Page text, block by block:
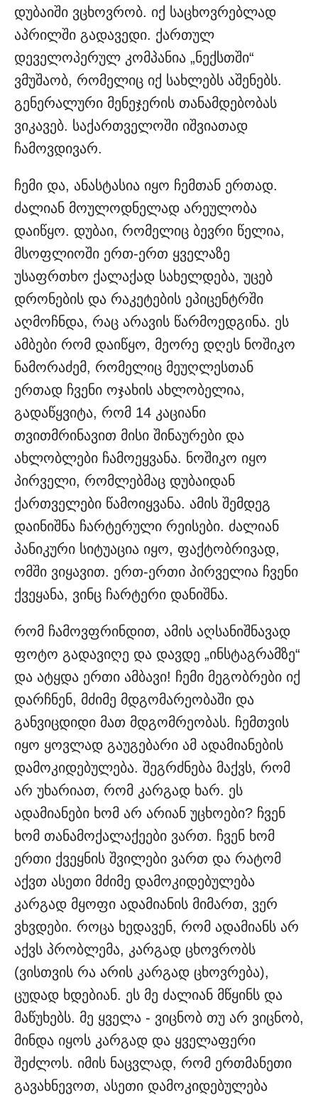
დუბაიში ვცხოვრობ. იქ საცხოვრებლად
აპრილში გადავედი. ქართულ
დეველოპერულ კომპანია „ნექსთში“
ვმუშაობ, რომელიც იქ სახლებს აშენებს.
გენერალური მენეჯერის თანამდებობას
ვიკავებ. საქართველოში იშვიათად
ჩამოვდივარ.
ჩემი და, ანასტასია იყო ჩემთან ერთად.
ძალიან მოულოდნელად არეულობა
დაიწყო. დუბაი, რომელიც ბევრი წელია,
მსოფლიოში ერთ-ერთ ყველაზე
უსაფრთხო ქალაქად სახელდება, უცებ
დრონების და რაკეტების ეპიცენტრში
აღმოჩნდა, რაც არავის წარმოედგინა. ეს
ამბები რომ დაიწყო, მეორე დღეს ნოშიკო
ნამორაძემ, რომელიც მეუღლესთან
ერთად ჩვენი ოჯახის ახლობელია,
გადაწყვიტა, რომ 14 კაციანი
თვითმრინავით მისი შინაურები და
ახლობლები ჩამოეყვანა. ნოშიკო იყო
პირველი, რომლებმაც დუბაიდან
ქართველები წამოიყვანა. ამის შემდეგ
დაინიშნა ჩარტერული რეისები. ძალიან
პანიკური სიტუაცია იყო, ფაქტობრივად,
ომში ვიყავით. ერთ-ერთი პირველია ჩვენი
ქვეყანა, ვინც ჩარტერი დანიშნა.
რომ ჩამოვფრინდით, ამის აღსანიშნავად
ფოტო გადავიღე და დავდე „ინსტაგრამზე“
და ატყდა ერთი ამბავი! ჩემი მეგობრები იქ
დარჩნენ, მძიმე მდგომარეობაში და
განვიცდიდი მათ მდგომრეობას. ჩემთვის
იყო ყოვლად გაუგებარი ამ ადამიანების
დამოკიდებულება. შეგრძნება მაქვს, რომ
არ უხარიათ, რომ კარგად ხარ. ეს
ადამიანები ხომ არ არიან უცხოები? ჩვენ
ხომ თანამოქალაქეები ვართ. ჩვენ ხომ
ერთი ქვეყნის შვილები ვართ და რატომ
აქვთ ასეთი მძიმე დამოკიდებულება
კარგად მყოფი ადამიანის მიმართ, ვერ
ვხვდები. როცა ხედავენ, რომ ადამიანს არ
აქვს პრობლემა, კარგად ცხოვრობს
(ვისთვის რა არის კარგად ცხოვრება),
ცუდად ხდებიან. ეს მე ძალიან მწყინს და
მაწუხებს. მე ყველა - ვიცნობ თუ არ ვიცნობ,
მინდა იყოს კარგად და ყველაფერი
შეძლოს. იმის ნაცვლად, რომ ერთმანეთი
გავახნევოთ, ასეთი დამოკიდებულება